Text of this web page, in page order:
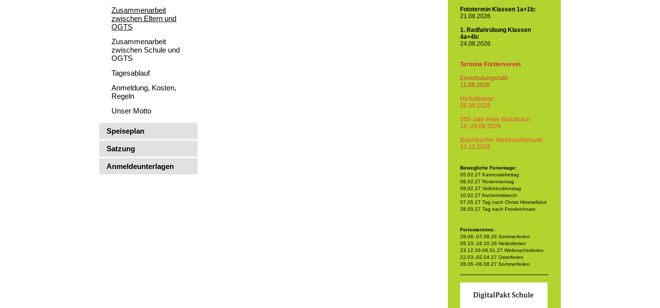
Zusammenarbeit
zwischen Eltern und
OGTS
Zusammenarbeit
zwischen Schule und
OGTS
Tagesablauf
Anmeldung, Kosten,
Regeln
Unser Motto
Speiseplan
Satzung
Anmeldeunterlagen
Fototermin Klassen 1a+1b:
21.08.2026
1. Radfahrübung Klassen
4a+4b:
24.08.2026
Termine Förderverein
Einschulungscafé:
11.08.2026
Herbstbasar:
06.09.2026
555-Jahr-Feier Brachbach:
18.-20.09.2026
Brachbacher Weihnachtsmarkt:
12.12.2026
Bewegliche Ferientage:
05.02.27 Karnevalsfreitag
08.02.27 Rosenmontag
09.02.27 Veilchendienstag
10.02.27 Aschermittwoch
07.05.27 Tag nach Christi Himmelfahrt
28.05.27 Tag nach Fronleichnam
Ferientermine:
29.06.-07.08.26 Sommerferien
05.10.-16.10.26 Herbstferien
23.12.26-08.01.27 Weihnachtsferien
22.03.-02.04.27 Osterferien
28.06.-06.08.27 Sommerferien